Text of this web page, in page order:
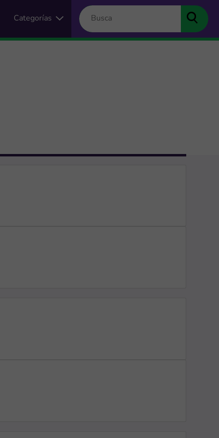
Categorías